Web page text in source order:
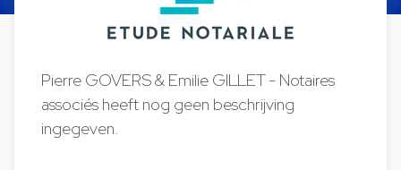
Pierre GOVERS & Emilie GILLET - Notaires
associés heeft nog geen beschrijving
ingegeven.